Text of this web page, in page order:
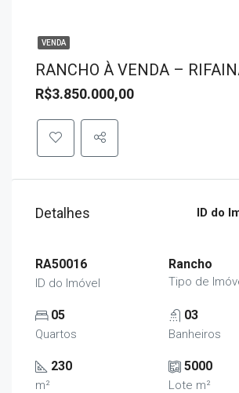
VENDA
RANCHO À VENDA –
R$3.850.000,00
Detalhes ID do
RA50016
ID do Imóvel
Rancho
Tipo de
05
Quartos
03
Banheiros
230
m²
5000
Lote m²